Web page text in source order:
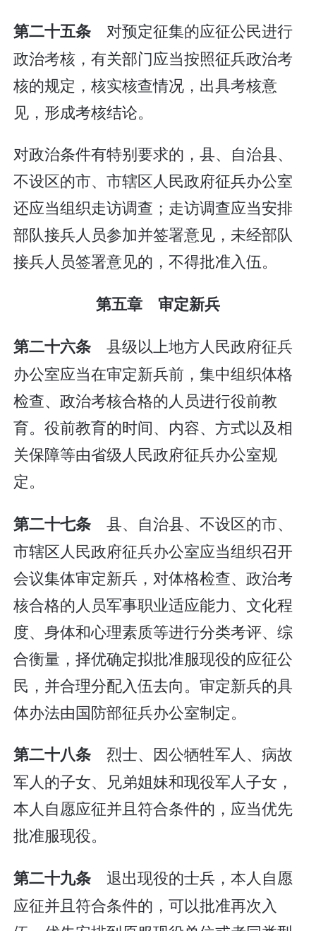
第二十五条 对预定征集的应征公民进行
政治考核，有关部门应当按照征兵政治考
核的规定，核实核查情况，出具考核意
见，形成考核结论。
对政治条件有特别要求的，县、自治县、
不设区的市、市辖区人民政府征兵办公室
还应当组织走访调查；走访调查应当安排
部队接兵人员参加并签署意见，未经部队
接兵人员签署意见的，不得批准入伍。
第五章 审定新兵
第二十六条 县级以上地方人民政府征兵
办公室应当在审定新兵前，集中组织体格
检查、政治考核合格的人员进行役前教
育。役前教育的时间、内容、方式以及相
关保障等由省级人民政府征兵办公室规
定。
第二十七条 县、自治县、不设区的市、
市辖区人民政府征兵办公室应当组织召开
会议集体审定新兵，对体格检查、政治考
核合格的人员军事职业适应能力、文化程
度、身体和心理素质等进行分类考评、综
合衡量，择优确定拟批准服现役的应征公
民，并合理分配入伍去向。审定新兵的具
体办法由国防部征兵办公室制定。
第二十八条 烈士、因公牺牲军人、病故
军人的子女、兄弟姐妹和现役军人子女，
本人自愿应征并且符合条件的，应当优先
批准服现役。
第二十九条 退出现役的士兵，本人自愿
应征并且符合条件的，可以批准再次入